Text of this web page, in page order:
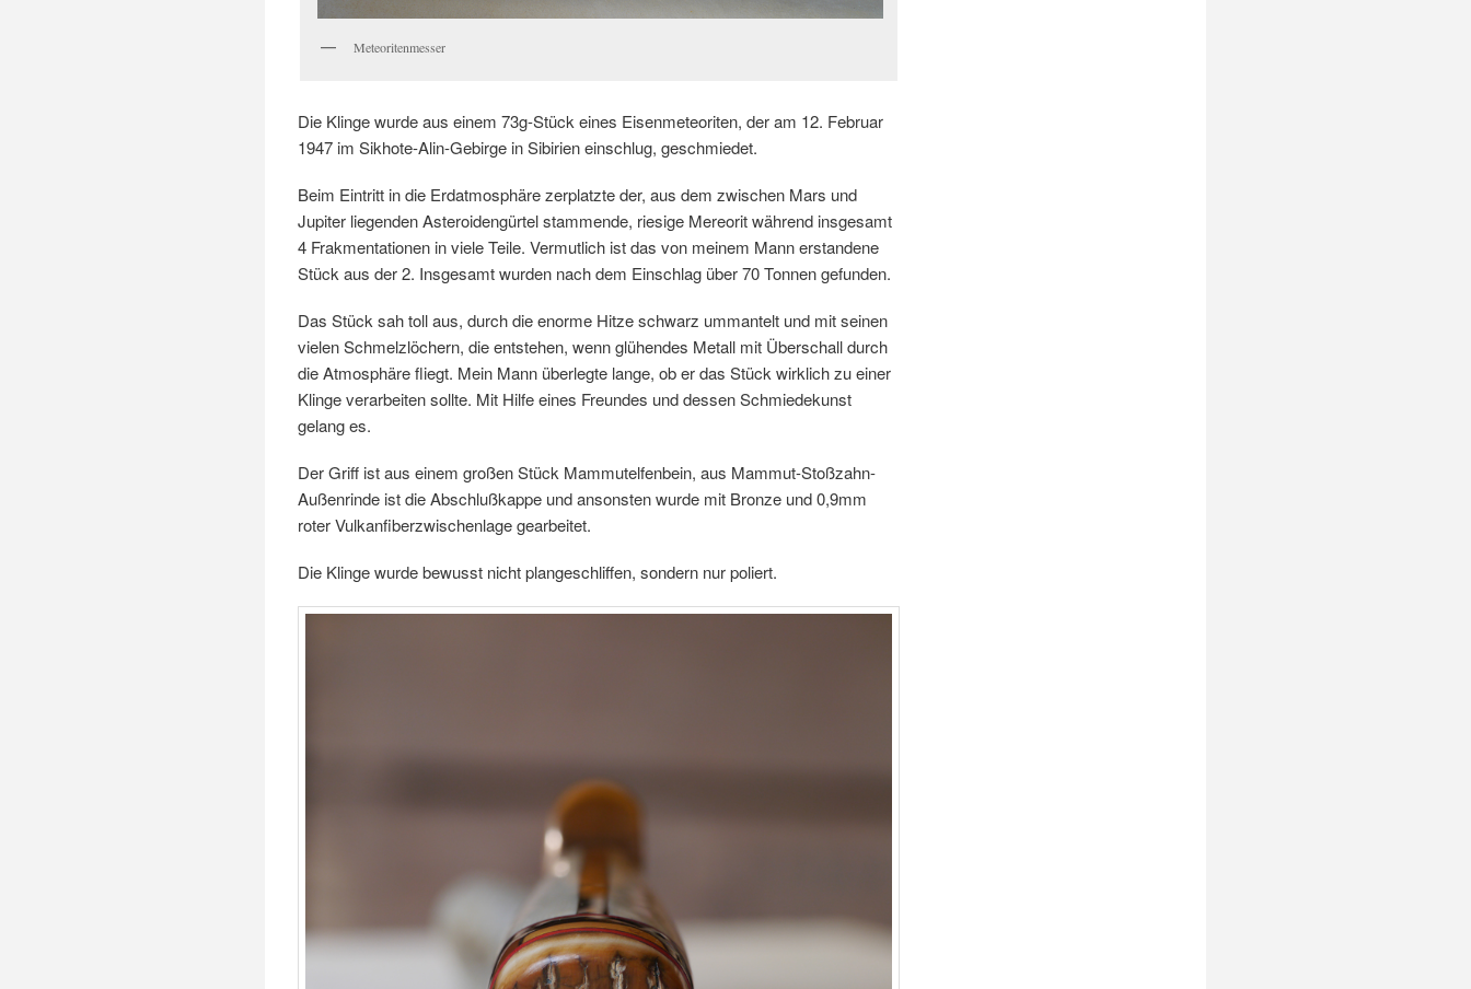
Meteoritenmesser
Die Klinge wurde aus einem 73g-Stück eines Eisenmeteoriten, der am 12. Februar
1947 im Sikhote-Alin-Gebirge in Sibirien einschlug, geschmiedet.
Beim Eintritt in die Erdatmosphäre zerplatzte der, aus dem zwischen Mars und
Jupiter liegenden Asteroidengürtel stammende, riesige Mereorit während insgesamt
4 Frakmentationen in viele Teile. Vermutlich ist das von meinem Mann erstandene
Stück aus der 2. Insgesamt wurden nach dem Einschlag über 70 Tonnen gefunden.
Das Stück sah toll aus, durch die enorme Hitze schwarz ummantelt und mit seinen
vielen Schmelzlöchern, die entstehen, wenn glühendes Metall mit Überschall durch
die Atmosphäre fliegt. Mein Mann überlegte lange, ob er das Stück wirklich zu einer
Klinge verarbeiten sollte. Mit Hilfe eines Freundes und dessen Schmiedekunst
gelang es.
Der Griff ist aus einem großen Stück Mammutelfenbein, aus Mammut-Stoßzahn-
Außenrinde ist die Abschlußkappe und ansonsten wurde mit Bronze und 0,9mm
roter Vulkanfiberzwischenlage gearbeitet.
Die Klinge wurde bewusst nicht plangeschliffen, sondern nur poliert.